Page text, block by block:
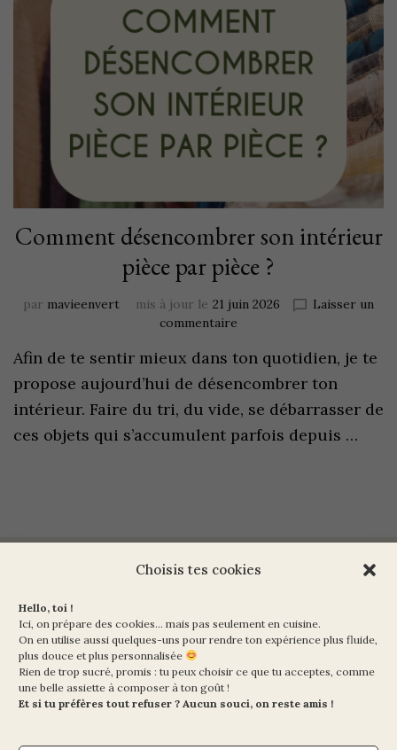
Choisis tes cookies
Hello, toi !
Ici, on prépare des cookies… mais pas seulement en cuisine.
On en utilise aussi quelques-uns pour rendre ton expérience plus fluide,
plus douce et plus personnalisée
Rien de trop sucré, promis : tu peux choisir ce que tu acceptes, comme
une belle assiette à composer à ton goût !
Et si tu préfères tout refuser ? Aucun souci, on reste amis !
Comment désencombrer son intérieur
pièce par pièce ?
par mavieenvert mis à jour le 21 juin 2026
Laisser un
commentaire
Afin de te sentir mieux dans ton quotidien, je te
propose aujourd’hui de désencombrer ton
intérieur. Faire du tri, du vide, se débarrasser de
ces objets qui s’accumulent parfois depuis …
10 rue de la Paix
75002 PARIS
Mentions légales et CGV
Politique de cookies (UE)